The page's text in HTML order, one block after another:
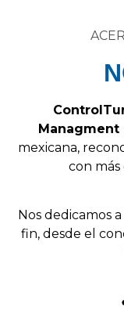
Control
Managment
mexicana,
con más
Nos dedicamos a
fin, desde el